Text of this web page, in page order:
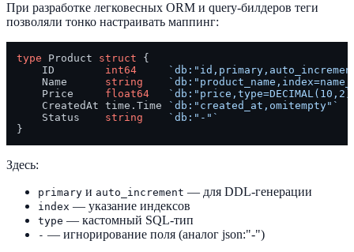
При разработке легковесных ORM и query-билдеров теги
позволяли тонко настраивать маппинг:
type Product struct {
    ID
int64
    Name
string
    Price
float64
    CreatedAt time.Time
`db:"created_at,omitempty"`
    Status
string
`db:"-"`
Здесь:
primary и auto_increment — для DDL-генерации
index — указание индексов
type — кастомный SQL-тип
- — игнорирование поля (аналог json:"-")